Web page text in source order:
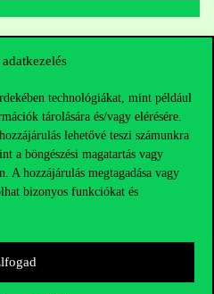
adatkezelés
technológiákat, mint például
tárolására és/vagy elérésére.
lehetővé teszi számunkra
a böngészési magatartás vagy
A hozzájárulás megtagadása vagy
bizonyos funkciókat és